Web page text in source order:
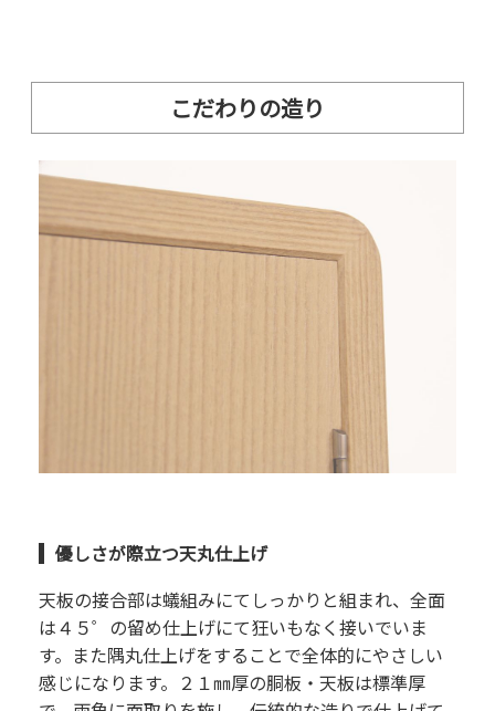
こだわりの造り
優しさが際立つ天丸仕上げ
天板の接合部は蟻組みにてしっかりと組まれ、全面
は４５゜の留め仕上げにて狂いもなく接いでいま
す。また隅丸仕上げをすることで全体的にやさしい
感じになります。２１㎜厚の胴板・天板は標準厚